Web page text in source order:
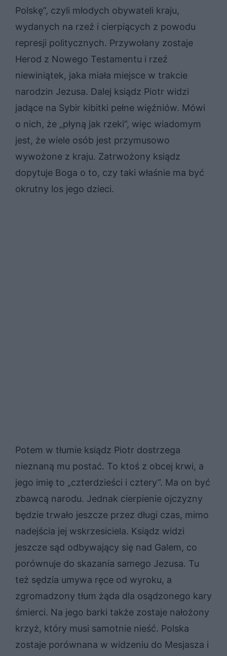
Polskę”, czyli młodych obywateli kraju,
wydanych na rzeź i cierpiących z powodu
represji politycznych. Przywołany zostaje
Herod z Nowego Testamentu i rzeź
niewiniątek, jaka miała miejsce w trakcie
narodzin Jezusa. Dalej ksiądz Piotr widzi
jadące na Sybir kibitki pełne więźniów. Mówi
o nich, że „płyną jak rzeki”, więc wiadomym
jest, że wiele osób jest przymusowo
wywożone z kraju. Zatrwożony ksiądz
dopytuje Boga o to, czy taki właśnie ma być
okrutny los jego dzieci.
Potem w tłumie ksiądz Piotr dostrzega
nieznaną mu postać. To ktoś z obcej krwi, a
jego imię to „czterdzieści i cztery”. Ma on być
zbawcą narodu. Jednak cierpienie ojczyzny
będzie trwało jeszcze przez długi czas, mimo
nadejścia jej wskrzesiciela. Ksiądz widzi
jeszcze sąd odbywający się nad Galem, co
porównuje do skazania samego Jezusa. Tu
też sędzia umywa ręce od wyroku, a
zgromadzony tłum żąda dla osądzonego kary
śmierci. Na jego barki także zostaje nałożony
krzyż, który musi samotnie nieść. Polska
zostaje porównana w widzeniu do Mesjasza i